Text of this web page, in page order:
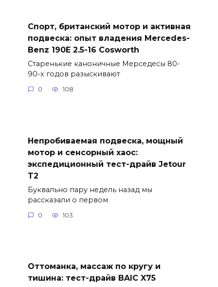
Спорт, британский мотор и активная
подвеска: опыт владения Mercedes-
Benz 190E 2.5-16 Cosworth
Старенькие каноничные Мерседесы 80-
90-х годов разыскивают
0 108
Непробиваемая подвеска, мощный
мотор и сенсорный хаос:
экспедиционный тест-драйв Jetour
T2
Буквально пару недель назад мы
рассказали о первом
0 103
Оттоманка, массаж по кругу и
тишина: тест-драйв BAIC X75